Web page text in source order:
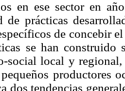
en ese sector en
de prácticas
de concebir
se han construido
social local y
productores
dos tendencias